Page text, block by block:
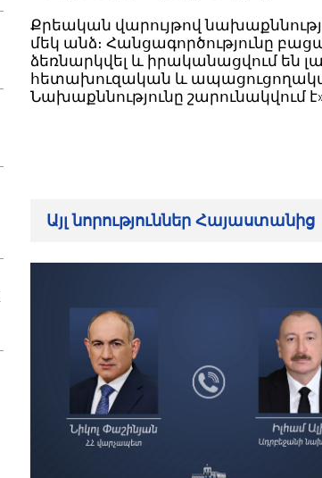
Քրեական վարույթով
մեկ անձ։ Հանցագործությունը
ձեռնարկվել և իրականացվում են
հետախուզական և ապացուցողական
Նախաքննությունը շարունակվում
Այլ նորություններ Հայաստանից